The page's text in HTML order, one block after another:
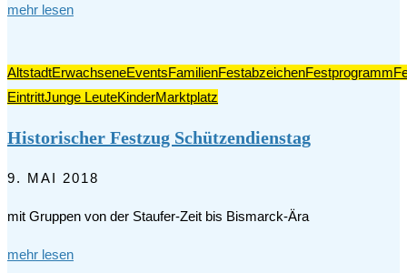
mehr lesen
AltstadtErwachseneEventsFamilienFestabzeichenFestprogramm
EintrittJunge LeuteKinderMarktplatz
Historischer Festzug Schützendienstag
9. MAI 2018
mit Gruppen von der Staufer-Zeit bis Bismarck-Ära
mehr lesen